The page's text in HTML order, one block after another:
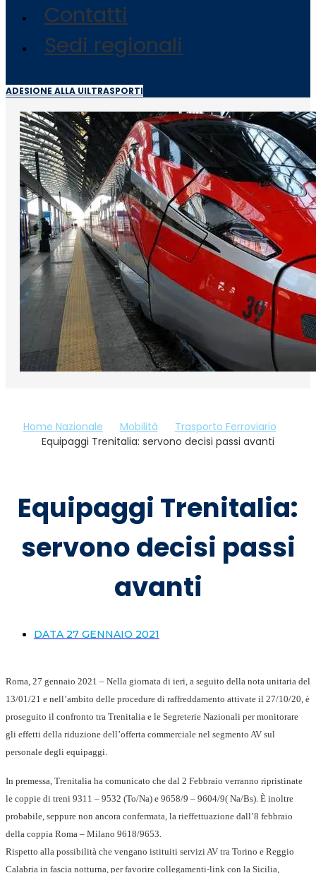
Contatti
Sedi regionali
ADESIONE ALLA UILTRASPORTI
Home Nazionale Mobilità
Trasporto Ferroviario
Equipaggi Trenitalia: servono decisi passi avanti
Equipaggi Trenitalia:
servono decisi passi
avanti
DATA 27 GENNAIO 2021
Roma, 27 gennaio 2021 – Nella giornata di ieri, a seguito della nota unitaria del
13/01/21 e nell’ambito delle procedure di raffreddamento attivate il 27/10/20, è
proseguito il confronto tra Trenitalia e le Segreterie Nazionali per monitorare
gli effetti della riduzione dell’offerta commerciale nel segmento AV sul
personale degli equipaggi.
In premessa, Trenitalia ha comunicato che dal 2 Febbraio verranno ripristinate
le coppie di treni 9311 – 9532 (To/Na) e 9658/9 – 9604/9( Na/Bs). È inoltre
probabile, seppure non ancora confermata, la rieffettuazione dall’8 febbraio
della coppia Roma – Milano 9618/9653.
Rispetto alla possibilità che vengano istituiti servizi AV tra Torino e Reggio
Calabria in fascia notturna, per favorire collegamenti-link con la Sicilia,